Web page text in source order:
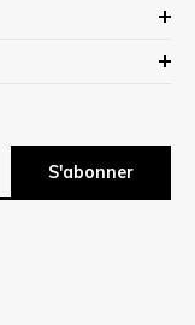
S'abonner